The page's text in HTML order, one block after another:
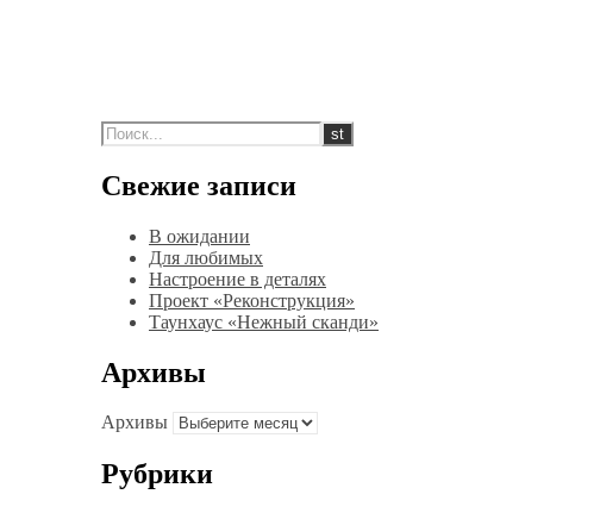
Свежие записи
В ожидании
Для любимых
Настроение в деталях
Проект «Реконструкция»
Таунхаус «Нежный сканди»
Архивы
Архивы
Рубрики